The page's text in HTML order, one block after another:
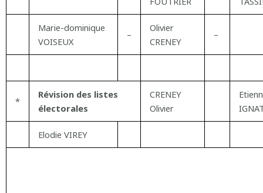
Marie-dominique
VOISEUX
–
Olivier
CRENEY
–
*
Révision des listes
électorales
CRENEY
Olivier
Elodie VIREY